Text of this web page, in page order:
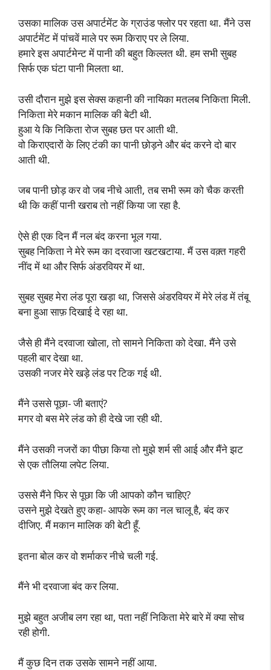
उसका मालिक उस अपार्टमेंट के ग्राउंड फ्लोर पर रहता था. मैंने उस
अपार्टमेंट में पांचवें माले पर रूम किराए पर ले लिया.
हमारे इस अपार्टमेन्ट में पानी की बहुत किल्लत थी. हम सभी सुबह
सिर्फ एक घंटा पानी मिलता था.
उसी दौरान मुझे इस सेक्स कहानी की नायिका मतलब निकिता मिली.
निकिता मेरे मकान मालिक की बेटी थी.
हुआ ये कि निकिता रोज सुबह छत पर आती थी.
वो किराएदारों के लिए टंकी का पानी छोड़ने और बंद करने दो बार
आती थी.
जब पानी छोड़ कर वो जब नीचे आती, तब सभी रूम को चैक करती
थी कि कहीं पानी खराब तो नहीं किया जा रहा है.
ऐसे ही एक दिन मैं नल बंद करना भूल गया.
सुबह निकिता ने मेरे रूम का दरवाजा खटखटाया. मैं उस वक़्त गहरी
नींद में था और सिर्फ अंडरवियर में था.
सुबह सुबह मेरा लंड पूरा खड़ा था, जिससे अंडरवियर में मेरे लंड में तंबू
बना हुआ साफ़ दिखाई दे रहा था.
जैसे ही मैंने दरवाजा खोला, तो सामने निकिता को देखा. मैंने उसे
पहली बार देखा था.
उसकी नजर मेरे खड़े लंड पर टिक गई थी.
मैंने उससे पूछा- जी बताएं?
मगर वो बस मेरे लंड को ही देखे जा रही थी.
मैंने उसकी नजरों का पीछा किया तो मुझे शर्म सी आई और मैंने झट
से एक तौलिया लपेट लिया.
उससे मैंने फिर से पूछा कि जी आपको कौन चाहिए?
उसने मुझे देखते हुए कहा- आपके रूम का नल चालू है, बंद कर
दीजिए. मैं मकान मालिक की बेटी हूँ.
इतना बोल कर वो शर्माकर नीचे चली गई.
मैंने भी दरवाजा बंद कर लिया.
मुझे बहुत अजीब लग रहा था, पता नहीं निकिता मेरे बारे में क्या सोच
रही होगी.
मैं कुछ दिन तक उसके सामने नहीं आया.